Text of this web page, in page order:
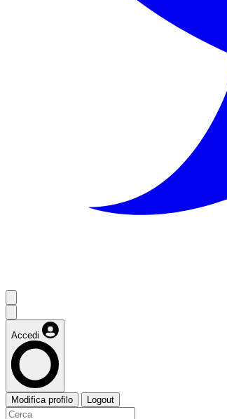
Accedi
Modifica profilo Logout